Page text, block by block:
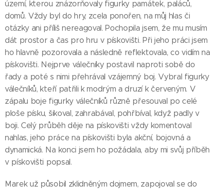
území, kterou znázorňovaly figurky památek, paláců,
domů. Vždy byl do hry, zcela ponořen, na můj hlas či
otázky ani příliš nereagoval. Pochopila jsem, že mu musím
dát prostor a čas pro hru v pískovišti. Při jeho práci jsem
ho hlavně pozorovala a následně reflektovala, co vidím na
pískovišti. Nejprve válečníky postavil naproti sobě do
řady a poté s nimi přehrával vzájemný boj. Vybral figurky
válečníků, kteří patřili k modrým a druzí k červeným. V
zápalu boje figurky válečníků různě přesouval po celé
ploše písku, šikoval, zahrabával, pohřbíval, když padly v
boji. Celý průběh děje na pískovišti vždy komentoval
nahlas, jeho práce na pískovišti byla akční, bojovná a
dynamická. Na konci jsem ho požádala, aby mi svůj příběh
v pískovišti popsal.
Marek už působil zklidněným dojmem, zapojoval se do